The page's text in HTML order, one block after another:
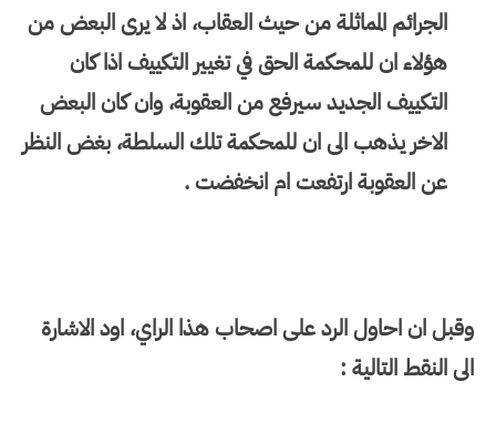
الجرائم المماثلة من حيث العقاب، اذ لا يرى البعض من
هؤلاء ان للمحكمة الحق في تغيير التكييف اذا كان
التكييف الجديد سيرفع من العقوبة، وان كان البعض
الاخر يذهب الى ان للمحكمة تلك السلطة، بغض النظر
عن العقوبة ارتفعت ام انخفضت .
وقبل ان احاول الرد على اصحاب هذا الراي، اود الاشارة
الى النقط التالية :